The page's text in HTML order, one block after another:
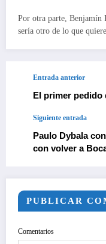
Por otra parte, Benjamín
sería otro de lo que
Entrada anterior
El primer pedido
Siguiente entrada
Paulo Dybala
con volver a
PUBLICAR
Comentarios